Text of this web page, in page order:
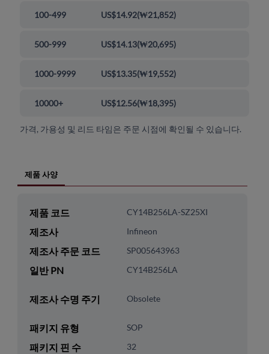
100-499 US$14.92(₩21,852)
500-999 US$14.13(₩20,695)
1000-9999 US$13.35(₩19,552)
10000+ US$12.56(₩18,395)
가격, 가용성 및 리드 타임은 주문 시점에 확인될 수 있습니다.
제품 사양
제품 코드 CY14B256LA-SZ25XI
제조사 Infineon
제조사 주문 코드 SP005643963
일반 PN CY14B256LA
제조사 수명 주기 Obsolete
패키지 유형 SOP
패키지 핀 수 32